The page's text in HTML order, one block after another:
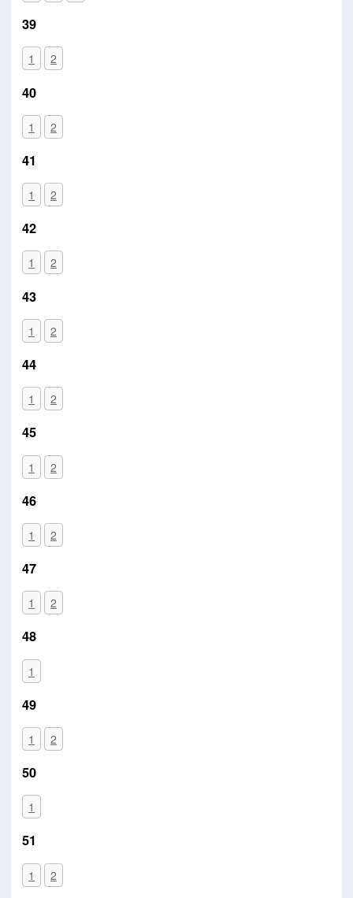
39
1 2
40
1 2
41
1 2
42
1 2
43
1 2
44
1 2
45
1 2
46
1 2
47
1 2
48
1
49
1 2
50
1
51
1 2